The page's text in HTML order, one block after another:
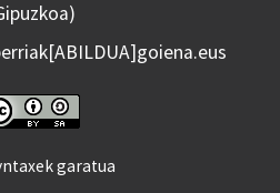
garatua